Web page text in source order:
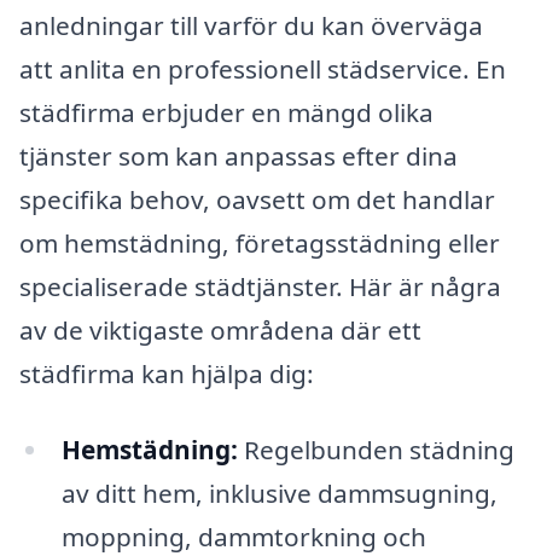
anledningar till varför du kan överväga
att anlita en professionell städservice. En
städfirma erbjuder en mängd olika
tjänster som kan anpassas efter dina
specifika behov, oavsett om det handlar
om hemstädning, företagsstädning eller
specialiserade städtjänster. Här är några
av de viktigaste områdena där ett
städfirma kan hjälpa dig:
Hemstädning: Regelbunden städning
av ditt hem, inklusive dammsugning,
moppning, dammtorkning och